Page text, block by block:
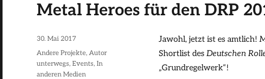
Metal Heroes für den DRP
Jawohl, jetzt ist es amtlich!
Shortlist des Deutschen
„Grundregelwerk“!
Veröffentlicht
am
30. Mai 2017
Kategorien
Andere Projekte, Autor
unterwegs, Events, In
anderen Medien